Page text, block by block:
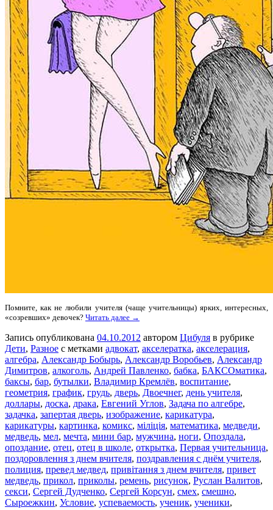
Помните, как не любили учителя (чаще учительницы) ярких, интересных,
«созревших» девочек? Читать далее →
Запись опубликована 04.10.2012 автором Цибуля в рубрике
Дети, Разное с метками адвокат, акселератка, акселерация,
алгебра, Александр Бобырь, Александр Воробьев, Александр
Димитров, алкоголь, Андрей Павленко, бабка, БАКСОматика,
баксы, бар, бутылки, Владимир Кремлёв, воспитание,
геометрия, график, грудь, дверь, Двоечнег, день учителя,
доллары, доска, драка, Евгений Углов, Задача по алгебре,
задачка, запертая дверь, изображение, карикатура,
карикатуры, картинка, комикс, міліція, математика, медведи,
медведь, мел, мечта, мини бар, мужчина, ноги, Опоздала,
опоздание, отец, отец в школе, открытка, Первая учительница,
поздоровлення з днем вчителя, поздравления с днём учителя,
полиция, превед медвед, привітання з днем вчителя, привет
медведь, прикол, приколы, ремень, рисунок, Руслан Валитов,
секси, Сергей Дудченко, Сергей Корсун, смех, смешно,
Сыроежкин, Условие, успеваемость, ученик, ученики,